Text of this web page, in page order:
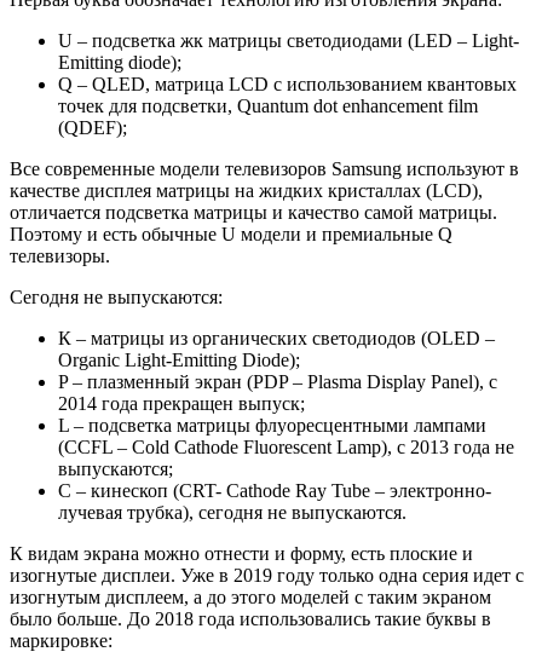
U – подсветка жк матрицы светодиодами (LED – Light-
Emitting diode);
Q – QLED, матрица LCD с использованием квантовых
точек для подсветки, Quantum dot enhancement film
(QDEF);
Все современные модели телевизоров Samsung используют в
качестве дисплея матрицы на жидких кристаллах (LCD),
отличается подсветка матрицы и качество самой матрицы.
Поэтому и есть обычные U модели и премиальные Q
телевизоры.
Сегодня не выпускаются:
К – матрицы из органических светодиодов (ОLED –
Organic Light-Emitting Diode);
P– плазменный экран (PDP – Plasma Display Panel), с
2014 года прекращен выпуск;
L – подсветка матрицы флуоресцентными лампами
(CCFL – Cold Cathode Fluorescent Lamp), с 2013 года не
выпускаются;
С – кинескоп (CRT- Cathode Ray Tube – электронно-
лучевая трубка), сегодня не выпускаются.
К видам экрана можно отнести и форму, есть плоские и
изогнутые дисплеи. Уже в 2019 году только одна серия идет с
изогнутым дисплеем, а до этого моделей с таким экраном
было больше. До 2018 года использовались такие буквы в
маркировке: